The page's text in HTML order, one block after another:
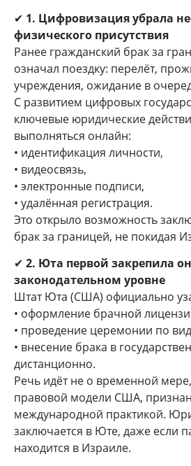
✔ 1. Цифровизация убрала
физического присутствия
Ранее гражданский брак за
означал поездку: перелёт,
учреждения, ожидание в
С развитием цифровых
ключевые юридические
выполняться онлайн:
• идентификация личности,
• видеосвязь,
• электронные подписи,
• удалённая регистрация.
Это открыло возможность
брак за границей, не покидая
✔ 2. Юта первой закрепила
законодательном уровне
Штат Юта (США) официально
• оформление брачной
• проведение церемонии по
• внесение брака в
дистанционно.
Речь идёт не о временной
правовой модели США,
международной практикой.
заключается в Юте, даже если
находится в Израиле.